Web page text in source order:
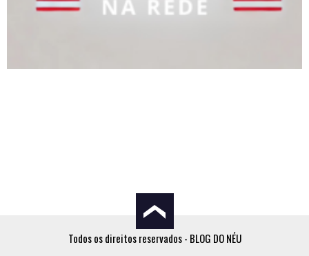
Todos os direitos reservados - BLOG DO NÉU